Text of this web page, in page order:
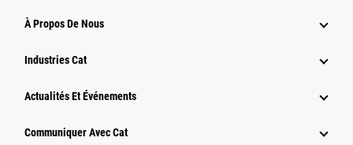
À Propos De Nous
Industries Cat
Actualités Et Événements
Communiquer Avec Cat